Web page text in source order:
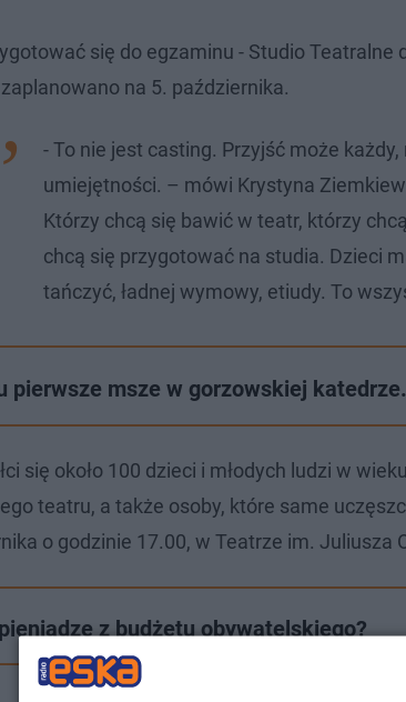
się do egzaminu - Studio
na 5. października.
- To nie jest casting. Przyjść może
umiejętności. – mówi Krystyna
Którzy chcą się bawić w teatr, którzy
chcą się przygotować na studia. Dzieci
tańczyć, ładnej wymowy, etiudy. To
pierwsze msze w gorzowskiej
się około 100 dzieci i młodych ludzi w
teatru, a także osoby, które same
o godzinie 17.00, w Teatrze im. Juliusza
z budżetu obywatelskiego?